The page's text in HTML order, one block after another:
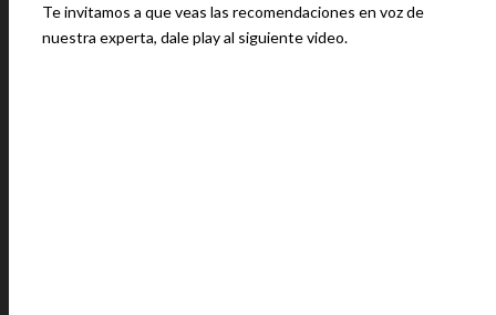
Te invitamos a que veas las recomendaciones en voz de
nuestra experta, dale play al siguiente video.